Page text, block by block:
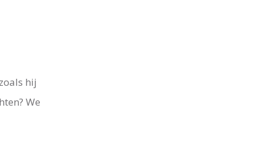
hij
We